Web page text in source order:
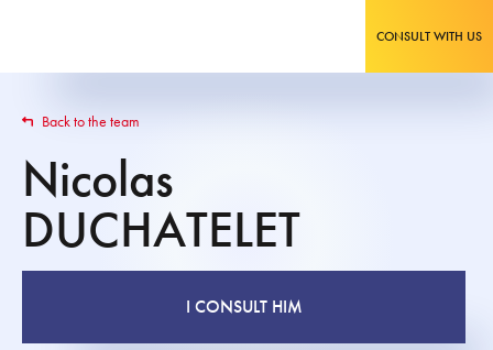
CONSULT WITH US
Back to the team
Nicolas
DUCHATELET
I CONSULT HIM